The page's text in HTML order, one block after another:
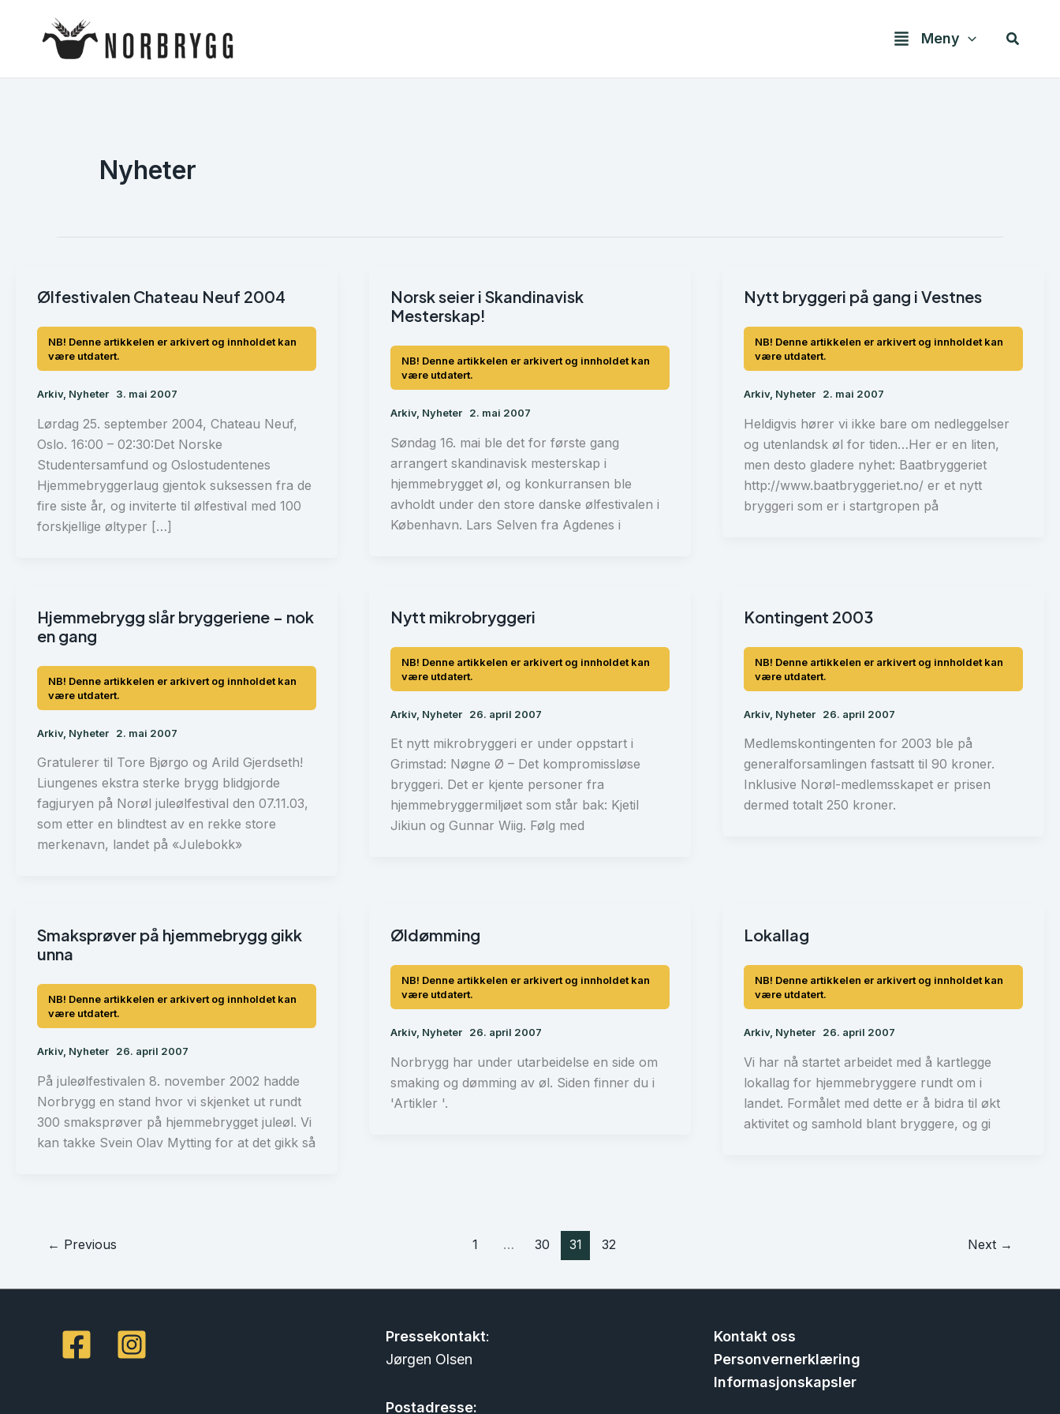
Meny Søk
Nyheter
Ølfestivalen Chateau Neuf 2004
Arkiv, Nyheter 3. mai 2007
Lørdag 25. september 2004, Chateau Neuf,
Oslo. 16:00 – 02:30:Det Norske
Studentersamfund og Oslostudentenes
Hjemmebryggerlaug gjentok suksessen fra de
fire siste år, og inviterte til ølfestival med 100
forskjellige øltyper […]
Norsk seier i Skandinavisk
Mesterskap!
Arkiv, Nyheter 2. mai 2007
Søndag 16. mai ble det for første gang
arrangert skandinavisk mesterskap i
hjemmebrygget øl, og konkurransen ble
avholdt under den store danske ølfestivalen i
København. Lars Selven fra Agdenes i
Nytt bryggeri på gang i Vestnes
Arkiv, Nyheter 2. mai 2007
Heldigvis hører vi ikke bare om nedleggelser
og utenlandsk øl for tiden…Her er en liten,
men desto gladere nyhet: Baatbryggeriet
http://www.baatbryggeriet.no/ er et nytt
bryggeri som er i startgropen på
Hjemmebrygg slår bryggeriene – nok
en gang
Arkiv, Nyheter 2. mai 2007
Gratulerer til Tore Bjørgo og Arild Gjerdseth!
Liungenes ekstra sterke brygg blidgjorde
fagjuryen på Norøl juleølfestival den 07.11.03,
som etter en blindtest av en rekke store
merkenavn, landet på «Julebokk»
Nytt mikrobryggeri
Arkiv, Nyheter 26. april 2007
Et nytt mikrobryggeri er under oppstart i
Grimstad: Nøgne Ø – Det kompromissløse
bryggeri. Det er kjente personer fra
hjemmebryggermiljøet som står bak: Kjetil
Jikiun og Gunnar Wiig. Følg med
Kontingent 2003
Arkiv, Nyheter 26. april 2007
Medlemskontingenten for 2003 ble på
generalforsamlingen fastsatt til 90 kroner.
Inklusive Norøl-medlemsskapet er prisen
dermed totalt 250 kroner.
Smaksprøver på hjemmebrygg gikk
unna
Arkiv, Nyheter 26. april 2007
På juleølfestivalen 8. november 2002 hadde
Norbrygg en stand hvor vi skjenket ut rundt
300 smaksprøver på hjemmebrygget juleøl. Vi
kan takke Svein Olav Mytting for at det gikk så
Øldømming
Arkiv, Nyheter 26. april 2007
Norbrygg har under utarbeidelse en side om
smaking og dømming av øl. Siden finner du i
'Artikler '.
Lokallag
Arkiv, Nyheter 26. april 2007
Vi har nå startet arbeidet med å kartlegge
lokallag for hjemmebryggere rundt om i
landet. Formålet med dette er å bidra til økt
aktivitet og samhold blant bryggere, og gi
← Previous 1 … 30 31 32 Next →
Pressekontakt:
Jørgen Olsen
Postadresse:
Kontakt oss
Personvernerklæring
Informasjonskapsler